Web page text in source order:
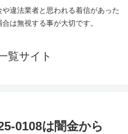
違法業者と思われる着信があった
は無視する事が大切です。
覧サイト
0108は闇金から